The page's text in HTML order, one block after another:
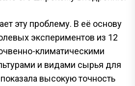
эту проблему. В её основу
экспериментов из 12
климатическими
и видами сырья для
высокую точность